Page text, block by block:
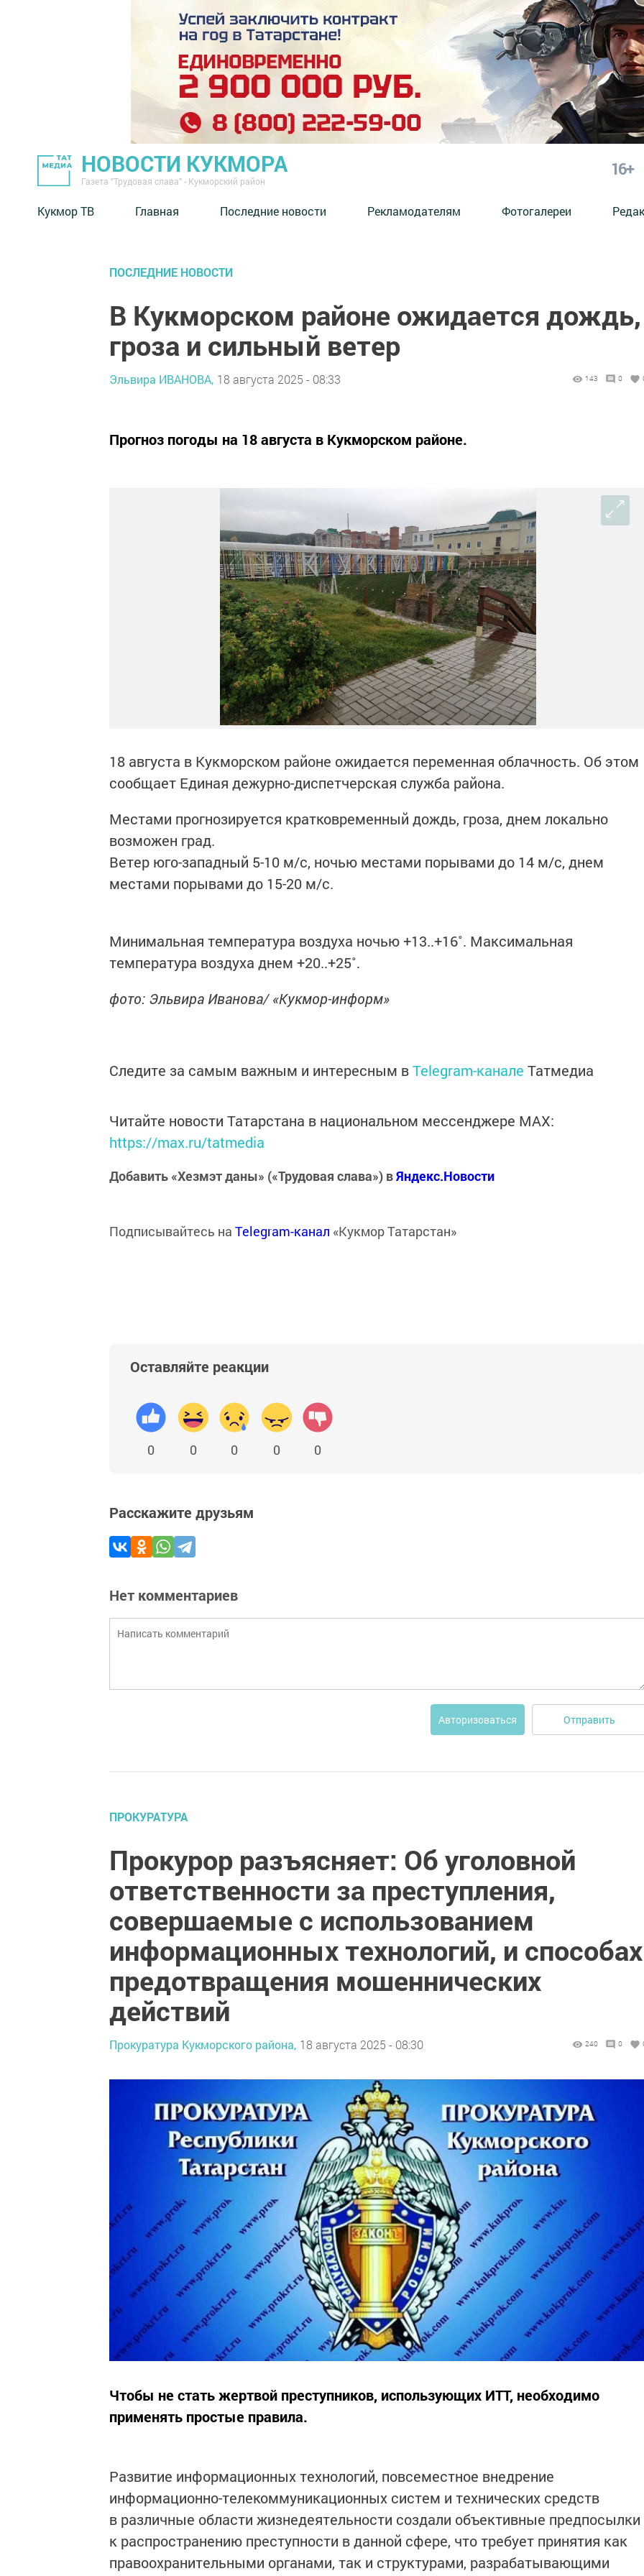
НОВОСТИ КУКМОРА
Газета "Трудовая слава" - Кукморский район
16+
Кукмор ТВ Главная Последние новости Рекламодателям Фотогалереи
ПОСЛЕДНИЕ НОВОСТИ
В Кукморском районе ожидается дождь,
гроза и сильный ветер
Эльвира ИВАНОВА, 18 августа 2025 - 08:33 143 0
Прогноз погоды на 18 августа в Кукморском районе.
18 августа в Кукморском районе ожидается переменная облачность. Об этом
сообщает Единая дежурно-диспетчерская служба района.
Местами прогнозируется кратковременный дождь, гроза, днем локально
возможен град.
Ветер юго-западный 5-10 м/с, ночью местами порывами до 14 м/с, днем
местами порывами до 15-20 м/с.
Минимальная температура воздуха ночью +13..+16˚. Максимальная
температура воздуха днем +20..+25˚.
фото: Эльвира Иванова/ «Кукмор-информ»
Следите за самым важным и интересным вTelegram-канале Татмедиа
Читайте новости Татарстана в национальном мессенджере MАХ:
https://max.ru/tatmedia
Добавить «Хезмэт даны» («Трудовая слава») вЯндекс.Новости
Подписывайтесь на Telegram-канал «Кукмор Татарстан»
Оставляйте реакции
0 0 0 0 0
Расскажите друзьям
Нет комментариев
Авторизоваться Отправить
ПРОКУРАТУРА
Прокурор разъясняет: Об уголовной
ответственности за преступления,
совершаемые с использованием
информационных технологий, и способах
предотвращения мошеннических
действий
Прокуратура Кукморского района, 18 августа 2025 - 08:30 240 0
Чтобы не стать жертвой преступников, использующих ИТТ, необходимо
применять простые правила.
Развитие информационных технологий, повсеместное внедрение
информационно-телекоммуникационных систем и технических средств
в различные области жизнедеятельности создали объективные предпосылки
к распространению преступности в данной сфере, что требует принятия как
правоохранительными органами, так и структурами, разрабатывающими